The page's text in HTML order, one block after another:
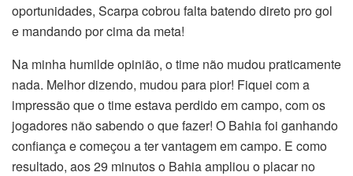
oportunidades, Scarpa cobrou falta batendo direto pro gol
e mandando por cima da meta!
Na minha humilde opinião, o time não mudou praticamente
nada. Melhor dizendo, mudou para pior! Fiquei com a
impressão que o time estava perdido em campo, com os
jogadores não sabendo o que fazer! O Bahia foi ganhando
confiança e começou a ter vantagem em campo. E como
resultado, aos 29 minutos o Bahia ampliou o placar no